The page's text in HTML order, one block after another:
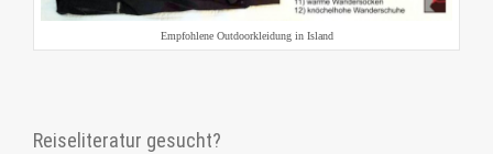
Empfohlene Outdoorkleidung in Island
Reiseliteratur gesucht?